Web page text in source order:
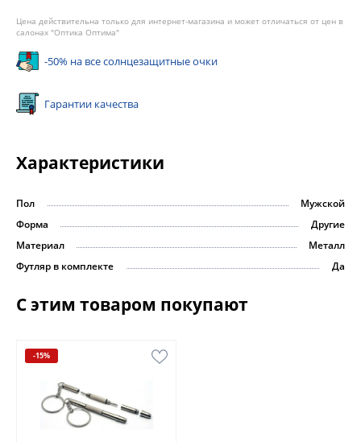
Цена действительна только для интернет-магазина и может отличаться от цен в
салонах "Оптика Оптима"
-50% на все солнцезащитные очки
Гарантии качества
Характеристики
Пол
Мужской
Форма
Другие
Материал
Металл
Футляр в комплекте
Да
С этим товаром покупают
-15%